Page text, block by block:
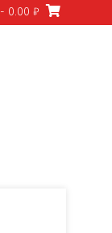
- 0.00 ₽